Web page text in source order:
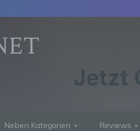
Neben Kategorien Reviews